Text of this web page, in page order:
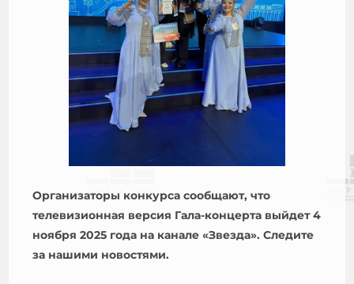
Организаторы конкурса сообщают, что
телевизионная версия Гала-концерта выйдет 4
ноября 2025 года на канале «Звезда». Следите
за нашими новостями.